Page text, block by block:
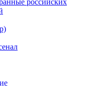
российских